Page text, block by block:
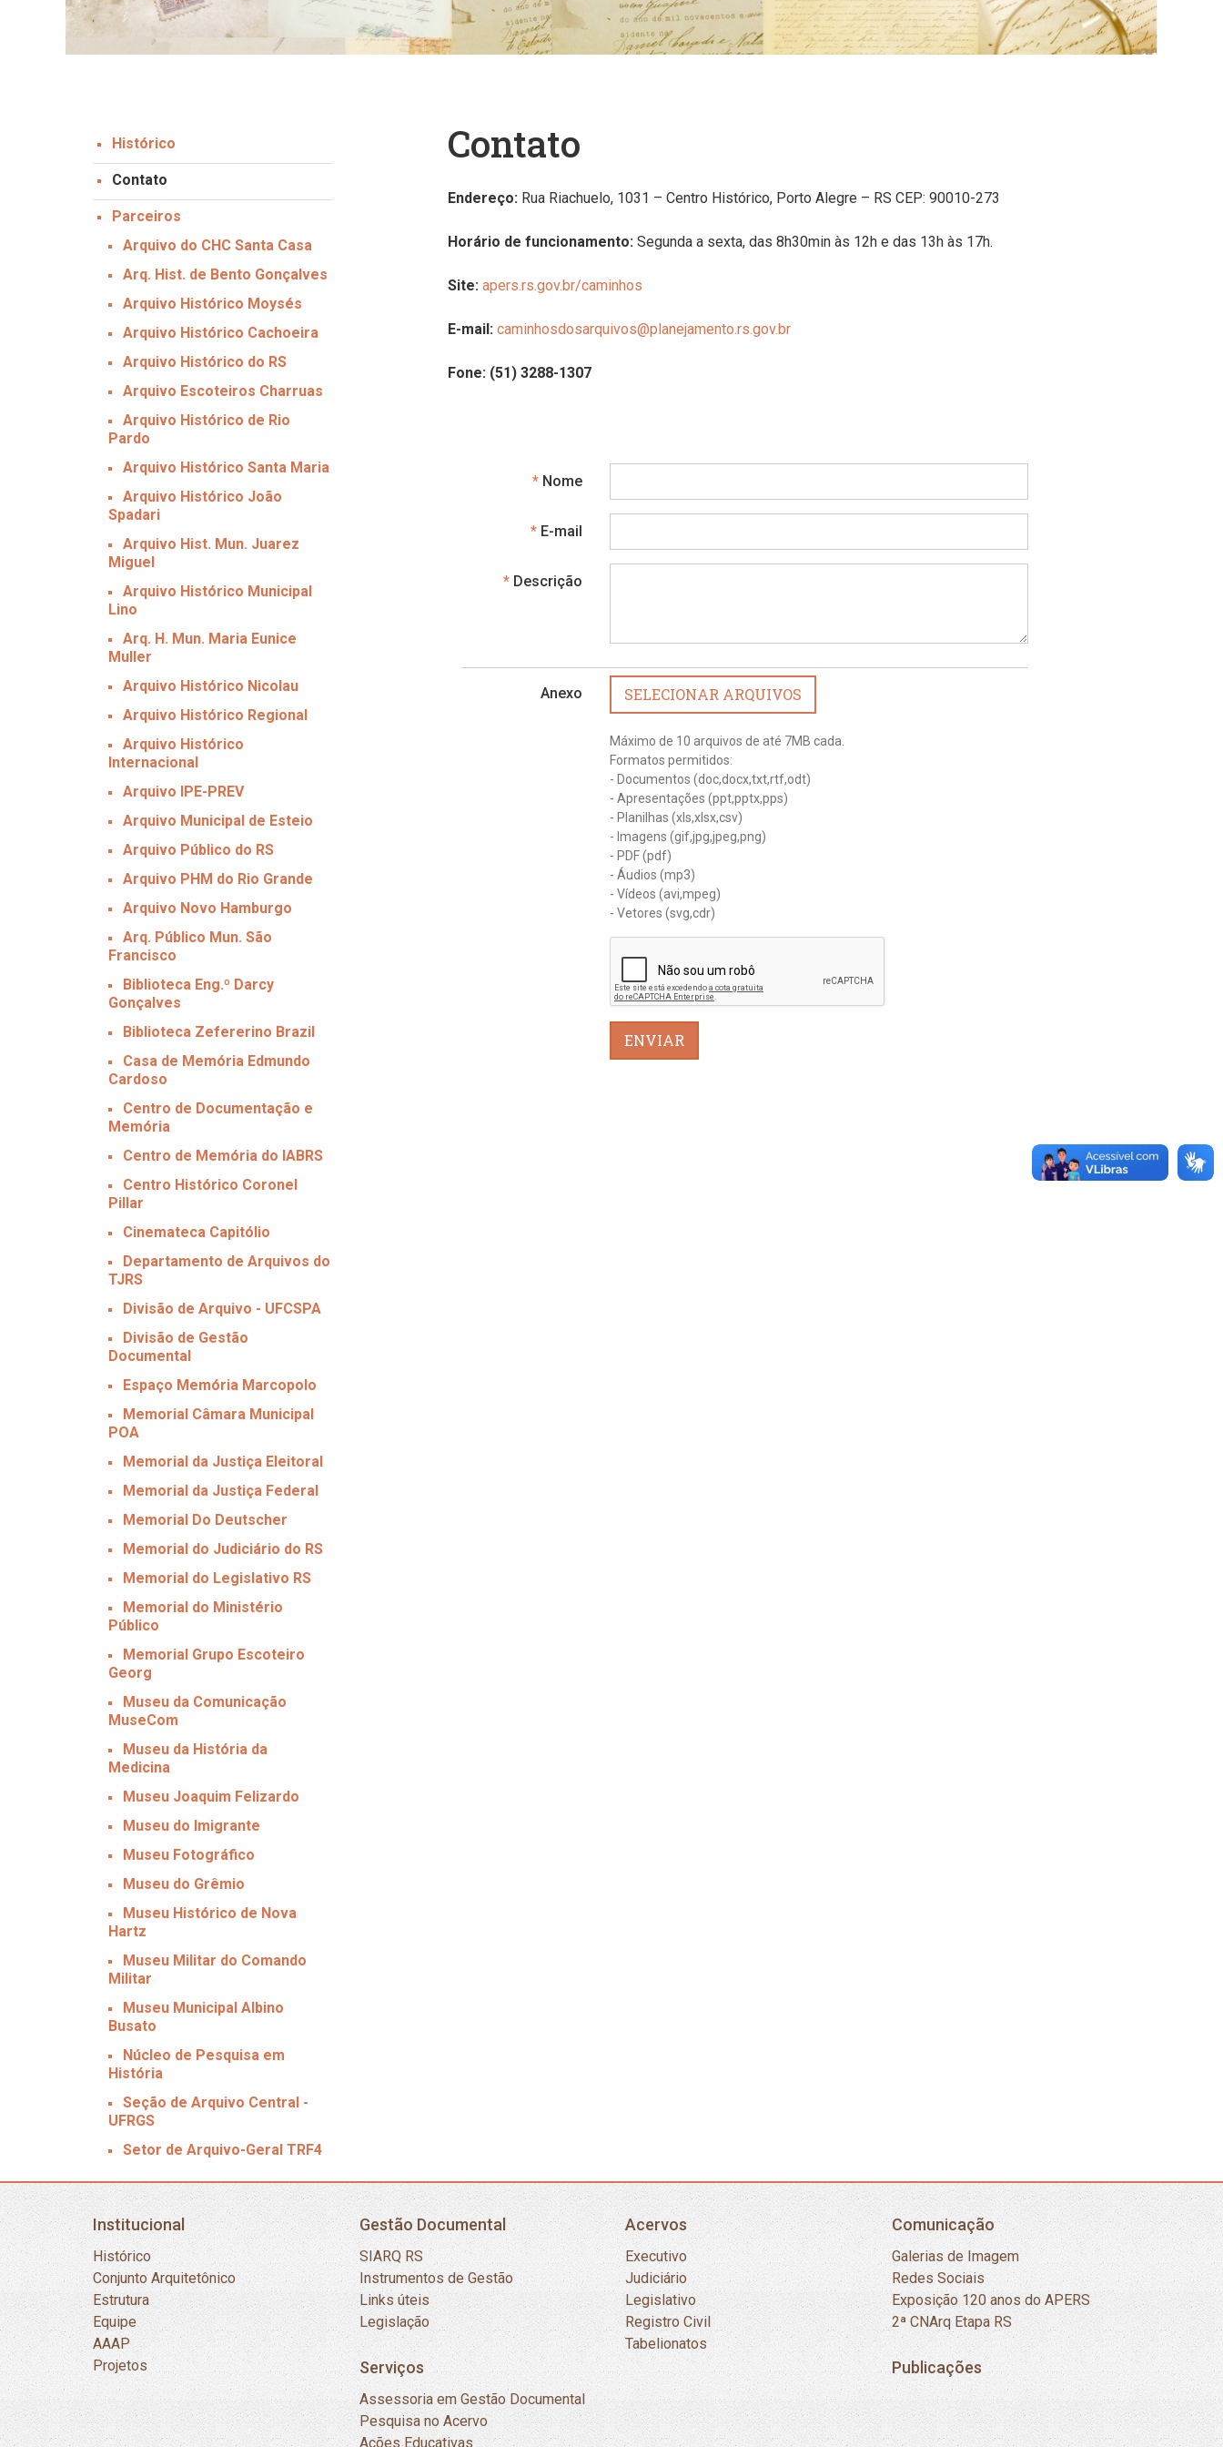
Contato
Endereço: Rua Riachuelo, 1031 – Centro Histórico, Porto Alegre – RS CEP: 90010-273
Horário de funcionamento: Segunda a sexta, das 8h30min às 12h e das 13h às 17h.
Site: apers.rs.gov.br/caminhos
E-mail: caminhosdosarquivos@planejamento.rs.gov.br
Fone: (51) 3288-1307
NomeObrigatório
E-mail
Descrição
Anexo SELECIONAR ARQUIVOS
Máximo de 10 arquivos de até 7MB cada.
Formatos permitidos:
- Documentos (doc,docx,txt,rtf,odt)
- Apresentações (ppt,pptx,pps)
- Planilhas (xls,xlsx,csv)
- Imagens (gif,jpg,jpeg,png)
- PDF (pdf)
- Áudios (mp3)
- Vídeos (avi,mpeg)
- Vetores (svg,cdr)
ENVIAR
Histórico
Contato
Parceiros
Arquivo do CHC Santa Casa
Arq. Hist. de Bento Gonçalves
Arquivo Histórico Moysés
Arquivo Histórico Cachoeira
Arquivo Histórico do RS
Arquivo Escoteiros Charruas
Arquivo Histórico de Rio
Pardo
Arquivo Histórico Santa Maria
Arquivo Histórico João
Spadari
Arquivo Hist. Mun. Juarez
Miguel
Arquivo Histórico Municipal
Lino
Arq. H. Mun. Maria Eunice
Muller
Arquivo Histórico Nicolau
Arquivo Histórico Regional
Arquivo Histórico
Internacional
Arquivo IPE-PREV
Arquivo Municipal de Esteio
Arquivo Público do RS
Arquivo PHM do Rio Grande
Arquivo Novo Hamburgo
Arq. Público Mun. São
Francisco
Biblioteca Eng.º Darcy
Gonçalves
Biblioteca Zefererino Brazil
Casa de Memória Edmundo
Cardoso
Centro de Documentação e
Memória
Centro de Memória do IABRS
Centro Histórico Coronel
Pillar
Cinemateca Capitólio
Departamento de Arquivos do
TJRS
Divisão de Arquivo - UFCSPA
Divisão de Gestão
Documental
Espaço Memória Marcopolo
Memorial Câmara Municipal
POA
Memorial da Justiça Eleitoral
Memorial da Justiça Federal
Memorial Do Deutscher
Memorial do Judiciário do RS
Memorial do Legislativo RS
Memorial do Ministério
Público
Memorial Grupo Escoteiro
Georg
Museu da Comunicação
MuseCom
Museu da História da
Medicina
Museu Joaquim Felizardo
Museu do Imigrante
Museu Fotográfico
Museu do Grêmio
Museu Histórico de Nova
Hartz
Museu Militar do Comando
Militar
Museu Municipal Albino
Busato
Núcleo de Pesquisa em
História
Seção de Arquivo Central -
UFRGS
Setor de Arquivo-Geral TRF4
Institucional
Histórico
Conjunto Arquitetônico
Estrutura
Equipe
AAAP
Projetos
Gestão Documental
SIARQ RS
Instrumentos de Gestão
Links úteis
Legislação
Serviços
Assessoria em Gestão Documental
Pesquisa no Acervo
Ações Educativas
Acervos
Executivo
Judiciário
Legislativo
Registro Civil
Tabelionatos
Comunicação
Galerias de Imagem
Redes Sociais
Exposição 120 anos do APERS
2ª CNArq Etapa RS
Publicações